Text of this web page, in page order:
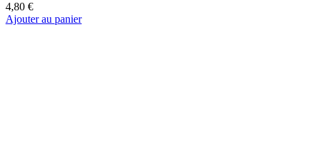
4,80 €
Ajouter au panier